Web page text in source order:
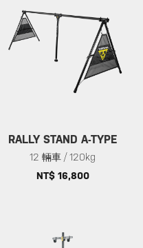
RALLY STAND A-TYPE
12 輛車 / 120kg
NT$ 16,800